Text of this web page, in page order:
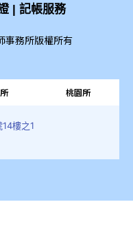
| 記帳服務
事務所版權所有
桃園所
樓之1